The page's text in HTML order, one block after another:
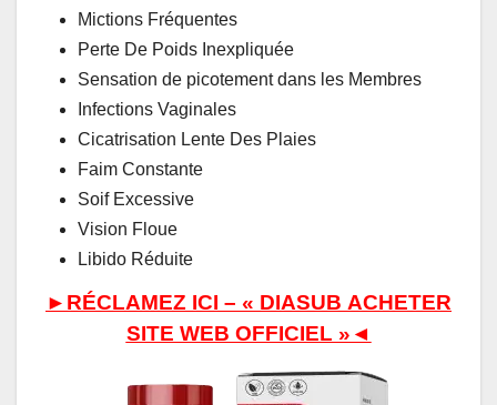
Mictions Fréquentes
Perte De Poids Inexpliquée
Sensation de picotement dans les Membres
Infections Vaginales
Cicatrisation Lente Des Plaies
Faim Constante
Soif Excessive
Vision Floue
Libido Réduite
►RÉCLAMEZ ICI – « DIASUB ACHETER
SITE WEB OFFICIEL »◄